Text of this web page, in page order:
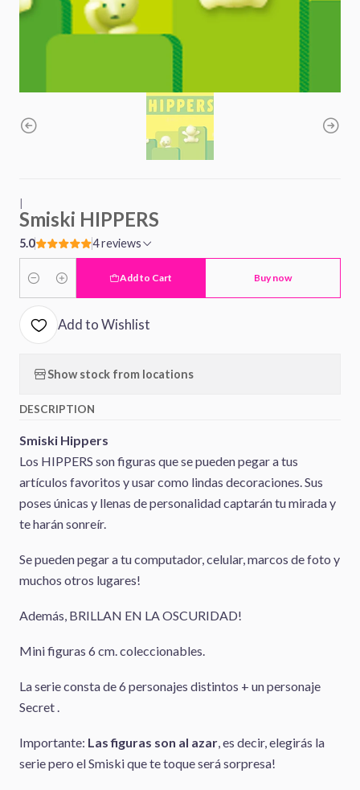
Smiski HIPPERS
5.0 4 reviews
Quantity
Add to Cart Buy now
Add to Wishlist
Show stock from locations
DESCRIPTION
Smiski Hippers
Los HIPPERS son figuras que se pueden pegar a tus
artículos favoritos y usar como lindas decoraciones. Sus
poses únicas y llenas de personalidad captarán tu mirada y
te harán sonreír.
Se pueden pegar a tu computador, celular, marcos de foto y
muchos otros lugares!
Además, BRILLAN EN LA OSCURIDAD!
Mini figuras 6 cm. coleccionables.
La serie consta de 6 personajes distintos + un personaje
Secret .
Importante: Las figuras son al azar, es decir, elegirás la
serie pero el Smiski que te toque será sorpresa!